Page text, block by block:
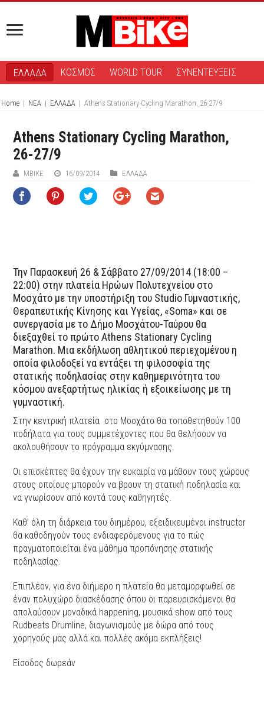
ΕΛΛΑΔΑ ΚΟΣΜΟΣ WORLD TOUR ΣΥΝΕΝΤΕΥΞΕΙΣ
Home | ΝΕΑ | ΕΛΛΑΔΑ | Athens Stationary Cycling Marathon, 26-27/9
Athens Stationary Cycling Marathon,
26-27/9
ΜΒIKE 16/09/2014 ΕΛΛΑΔΑ
Την Παρασκευή 26 & Σάββατο 27/09/2014 (18:00 –
22:00) στην πλατεία Ηρώων Πολυτεχνείου στο
Μοσχάτο με την υποστήριξη του Studio Γυμναστικής,
Θεραπευτικής Κίνησης και Υγείας, «Soma» και σε
συνεργασία με το Δήμο Μοσχάτου-Ταύρου θα
διεξαχθεί το πρώτο Athens Stationary Cycling
Marathon. Μια εκδήλωση αθλητικού περιεχομένου η
οποία φιλοδοξεί να εντάξει τη φιλοσοφία της
στατικής ποδηλασίας στην καθημερινότητα του
κόσμου ανεξαρτήτως ηλικίας ή εξοικείωσης με τη
γυμναστική.
Στην κεντρική πλατεία στο Μοσχάτο θα τοποθετηθούν 100
ποδήλατα για τους συμμετέχοντες που θα θελήσουν να
ακολουθήσουν το πρόγραμμα εκγύμνασης.
Οι επισκέπτες θα έχουν την ευκαιρία να μάθουν τους χώρους
στους οποίους μπορούν να βρουν τη στατική ποδηλασία και
να γνωρίσουν από κοντά τους καθηγητές.
Καθ’ όλη τη διάρκεια του διημέρου, εξειδικευμένοι instructor
θα καθοδηγούν τους ενδιαφερόμενους για το πώς
πραγματοποιείται ένα μάθημα προπόνησης στατικής
ποδηλασίας.
Επιπλέον, για ένα διήμερο η πλατεία θα μεταμορφωθεί σε
έναν πολυχώρο διασκέδασης όπου οι παρευρισκόμενοι θα
απολαύσουν μοναδικά happening, μουσικά show από τους
Rudbeats Drumline, διαγωνισμούς με δώρα από τους
χορηγούς μας αλλά και πολλές ακόμα εκπλήξεις!
Είσοδος δωρεάν